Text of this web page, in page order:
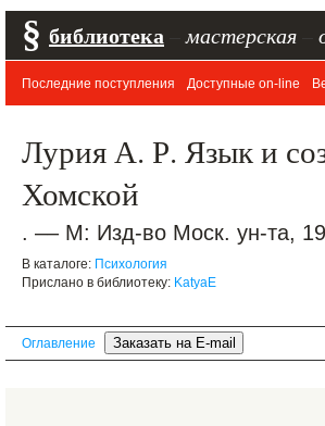
§ библиотека мастерская
Последние поступления Доступные on-line
Лурия А. Р. Язык и
Хомской
. –– М: Изд-во Моск. ун-та,
В каталоге: Психология
Прислано в библиотеку: KatyaE
Оглавление